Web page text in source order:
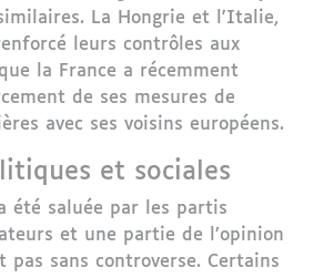
La Hongrie et l'Italie,
leurs contrôles aux
la France a récemment
de ses mesures de
avec ses voisins européens.
et sociales
été saluée par les partis
et une partie de l’opinion
pas sans controverse. Certains